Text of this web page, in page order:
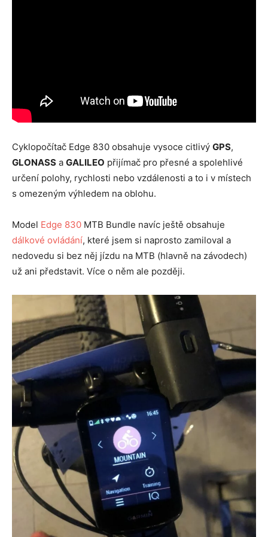
Cyklopočítač Edge 830 obsahuje vysoce citlivý GPS,
GLONASS a GALILEO přijímač pro přesné a spolehlivé
určení polohy, rychlosti nebo vzdálenosti a to i v místech
s omezeným výhledem na oblohu.
Model Edge 830 MTB Bundle navíc ještě obsahuje
dálkové ovládání, které jsem si naprosto zamiloval a
nedovedu si bez něj jízdu na MTB (hlavně na závodech)
už ani představit. Více o něm ale později.